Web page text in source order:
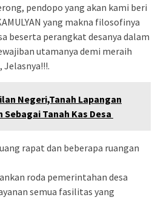
pendopo yang akan kami beri
yang makna filosofinya
beserta perangkat desanya dalam
utamanya demi meraih
Jelasnya!!!.
Negeri,Tanah Lapangan
Sebagai Tanah Kas Desa
rapat dan beberapa ruangan
roda pemerintahan desa
semua fasilitas yang